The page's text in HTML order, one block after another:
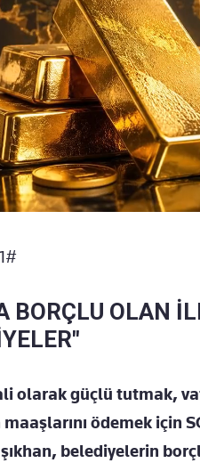
BORÇLU OLAN
olarak güçlü tutmak,
maaşlarını ödemek için
belediyelerin